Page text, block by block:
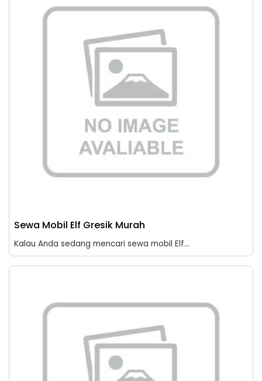
Sewa Mobil Elf Gresik Murah
Kalau Anda sedang mencari sewa mobil Elf...